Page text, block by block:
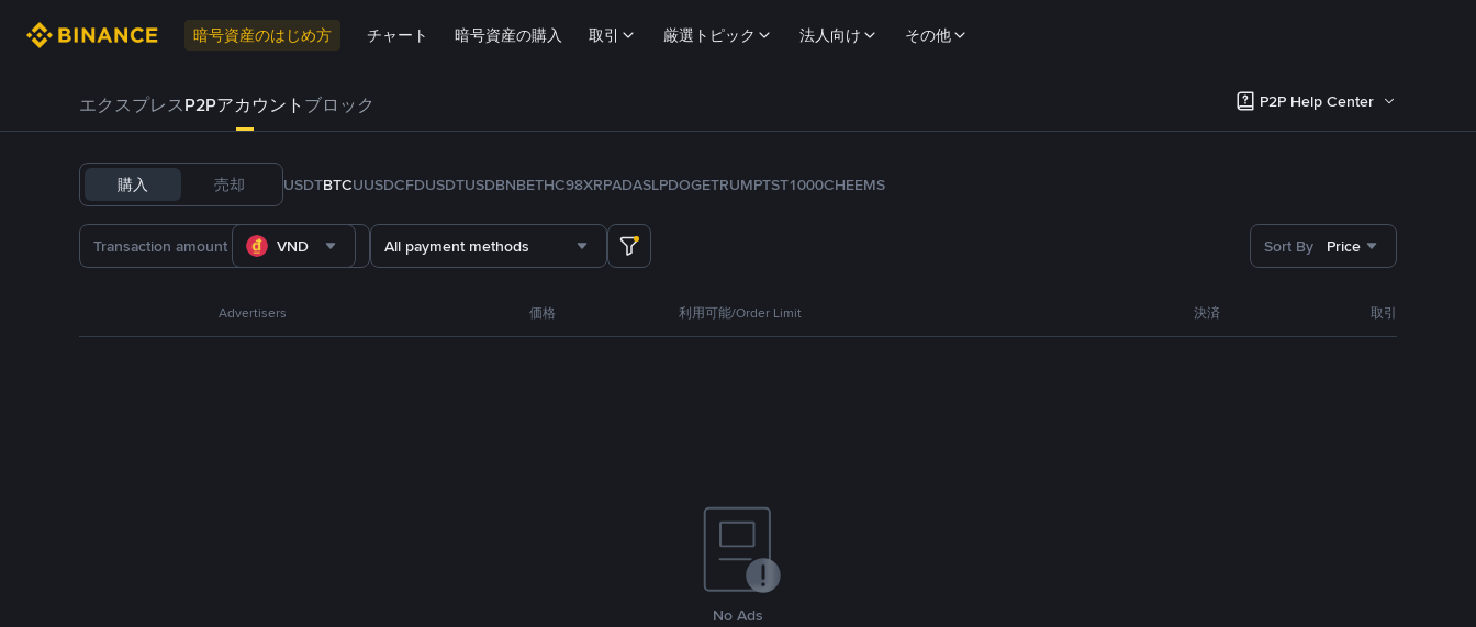
暗号資産のはじめ方 チャート 暗号資産の購入 取引 厳選トピック 法人向け その他
エクスプレスP2Pアカウント ブロック P2P Help Center
購入 売却 USDTBTCUUSDCFDUSDTUSDBNBETHC98XRPADASLPDOGETRUMPTST1000CHEEMS
VND All payment methods Sort By Price
Advertisers 価格 利用可能/Order Limit 決済 取引
No Ads